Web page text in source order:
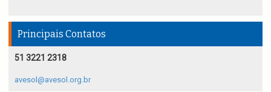
Principais Contatos
51 3221 2318
avesol@avesol.org.br